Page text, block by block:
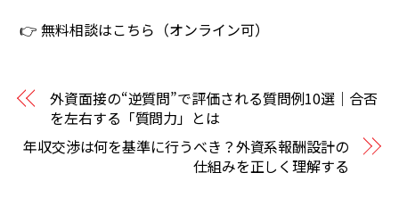
👉 無料相談はこちら（オンライン可）
外資面接の“逆質問”で評価される質問例10選｜合否
を左右する「質問力」とは
年収交渉は何を基準に行うべき？外資系報酬設計の
仕組みを正しく理解する